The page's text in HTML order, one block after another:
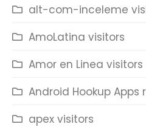
alt-com-inceleme
AmoLatina visitors
Amor en Linea visitors
Android Hookup Apps
apex visitors